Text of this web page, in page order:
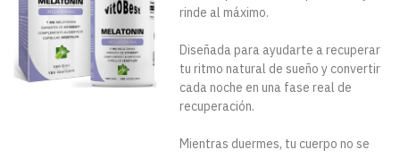
rinde al máximo.
Diseñada para ayudarte a recuperar
tu ritmo natural de sueño y convertir
cada noche en una fase real de
recuperación.
Mientras duermes, tu cuerpo no se